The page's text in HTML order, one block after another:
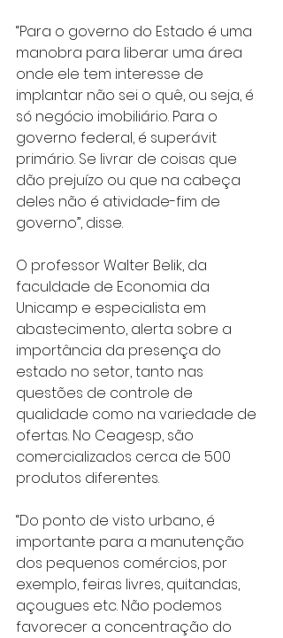
“Para o governo do Estado é uma
manobra para liberar uma área
onde ele tem interesse de
implantar não sei o quê, ou seja, é
só negócio imobiliário. Para o
governo federal, é superávit
primário. Se livrar de coisas que
dão prejuízo ou que na cabeça
deles não é atividade-fim de
governo”, disse.
O professor Walter Belik, da
faculdade de Economia da
Unicamp e especialista em
abastecimento, alerta sobre a
importância da presença do
estado no setor, tanto nas
questões de controle de
qualidade como na variedade de
ofertas. No Ceagesp, são
comercializados cerca de 500
produtos diferentes.
“Do ponto de visto urbano, é
importante para a manutenção
dos pequenos comércios, por
exemplo, feiras livres, quitandas,
açougues etc. Não podemos
favorecer a concentração do